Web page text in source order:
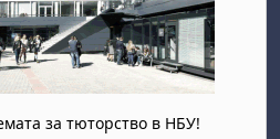
за тюторство в НБУ!